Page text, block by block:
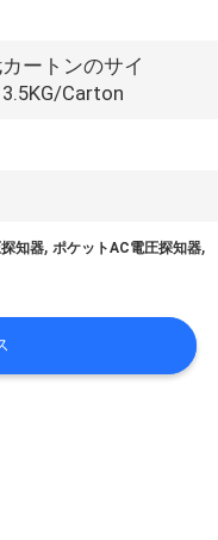
ートンのサイ
Carton
知器,ポケットAC電圧探知器,